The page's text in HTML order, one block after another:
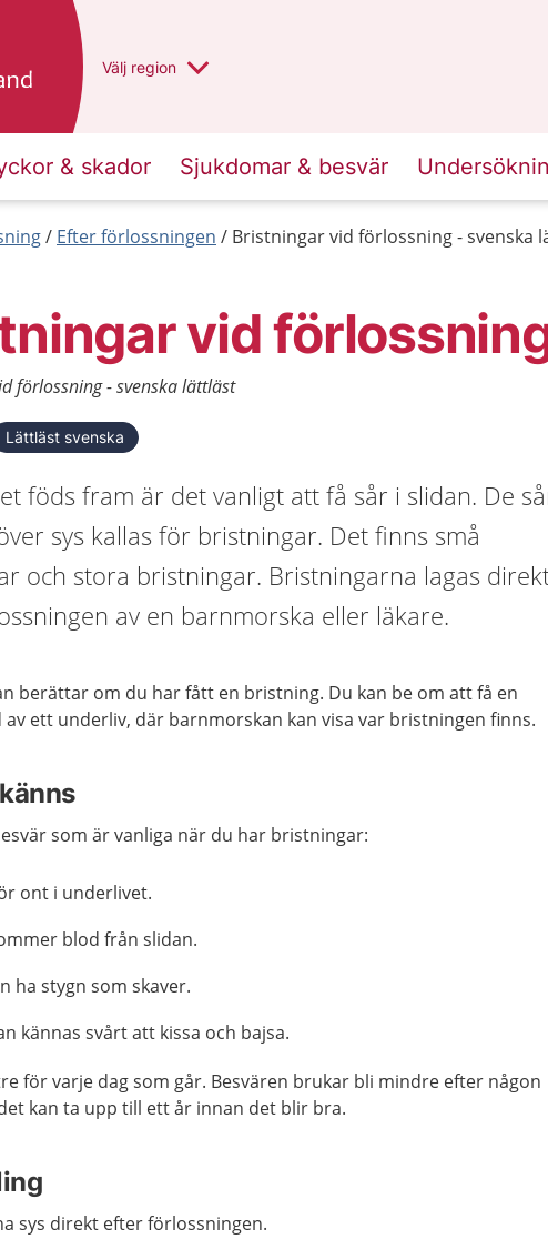
Du har valt region
Välj en annan
region
& skador Sjukdomar & besvär
Efter förlossningen Bristningar vid förlossning - svenska
vid
förlossning - svenska lättläst
Lättläst svenska
föds fram är det vanligt att få sår i slidan. De
sys kallas för bristningar. Det finns små
och stora bristningar. Bristningarna lagas
av en barnmorska eller läkare.
berättar om du har fått en bristning. Du kan be om att få en
av ett underliv, där barnmorskan kan visa var bristningen finns.
som är vanliga när du har bristningar:
ont i underlivet.
blod från slidan.
ha stygn som skaver.
kännas svårt att kissa och bajsa.
för varje dag som går. Besvären brukar bli mindre efter någon
kan ta upp till ett år innan det blir bra.
sys direkt efter förlossningen.